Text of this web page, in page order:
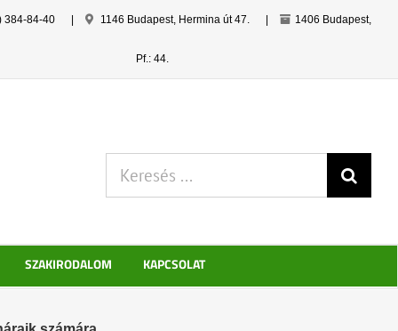
384-84-40 1146 Budapest, Hermina út 47. 1406 Budapest,
Pf.: 44.
SZAKIRODALOM KAPCSOLAT